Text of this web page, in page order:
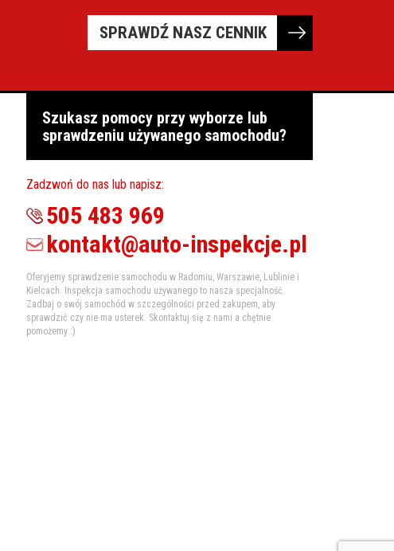
SPRAWDŹ NASZ CENNIK
Szukasz pomocy przy wyborze lub
sprawdzeniu używanego samochodu?
Zadzwoń do nas lub napisz:
505 483 969
kontakt@auto-inspekcje.pl
Oferyjemy sprawdzenie samochodu w Radomiu, Warszawie, Lublinie i
Kielcach. Inspekcja samochodu używanego to nasza specjalność.
Zadbaj o swój samochód w szczególności przed zakupem, aby
sprawdzić czy nie ma usterek. Skontaktuj się z nami a chętnie
pomożemy :)